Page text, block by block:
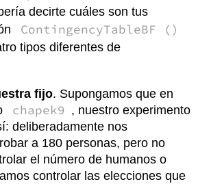
decirte cuáles son tus
ContingencyTableBF ()
tipos diferentes de
fijo. Supongamos que en
chapek9 , nuestro experimento
deliberadamente nos
a 180 personas, pero no
el número de humanos o
controlar las elecciones que